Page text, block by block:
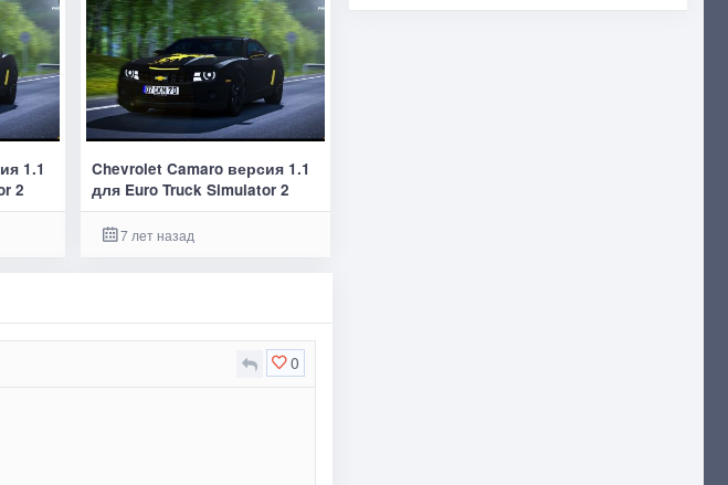
1.1
2
Chevrolet Camaro версия 1.1
для Euro Truck Simulator 2
7 лет назад
0